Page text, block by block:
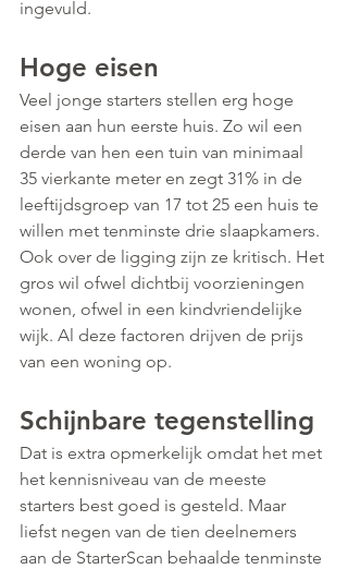
ingevuld.
Hoge eisen
Veel jonge starters stellen erg hoge
eisen aan hun eerste huis. Zo wil een
derde van hen een tuin van minimaal
35 vierkante meter en zegt 31% in de
leeftijdsgroep van 17 tot 25 een huis te
willen met tenminste drie slaapkamers.
Ook over de ligging zijn ze kritisch. Het
gros wil ofwel dichtbij voorzieningen
wonen, ofwel in een kindvriendelijke
wijk. Al deze factoren drijven de prijs
van een woning op.
Schijnbare tegenstelling
Dat is extra opmerkelijk omdat het met
het kennisniveau van de meeste
starters best goed is gesteld. Maar
liefst negen van de tien deelnemers
aan de StarterScan behaalde tenminste